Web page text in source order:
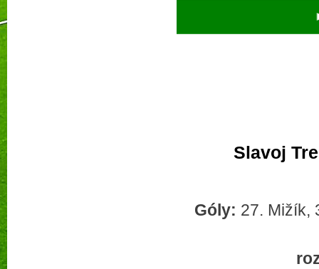
►
Slavoj
Góly: 27. Mižík,